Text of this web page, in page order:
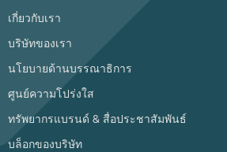
เกี่ยวกับเรา
บริษัทของเรา
นโยบายด้านบรรณาธิการ
ศูนย์ความโปร่งใส
ทรัพยากรแบรนด์ & สื่อประชาสัมพันธ์
บล็อกของบริษัท